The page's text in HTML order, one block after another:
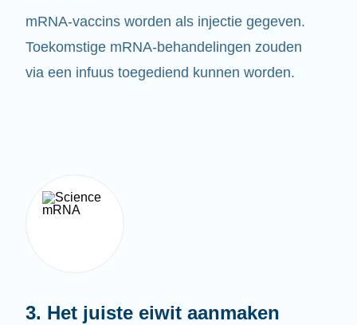
mRNA-vaccins worden als injectie gegeven.
Toekomstige mRNA-behandelingen zouden
via een infuus toegediend kunnen worden.
3. Het juiste eiwit aanmaken